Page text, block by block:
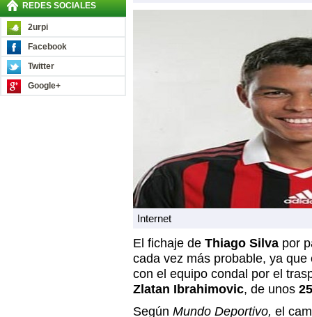
REDES SOCIALES
2urpi
Facebook
Twitter
Google+
Internet
El fichaje de Thiago Silva por
cada vez más probable, ya
con el equipo condal por el
Zlatan Ibrahimovic, de unos
Según Mundo Deportivo, el